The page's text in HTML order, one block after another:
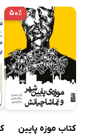
۵۰٪
کتاب موزه پایین